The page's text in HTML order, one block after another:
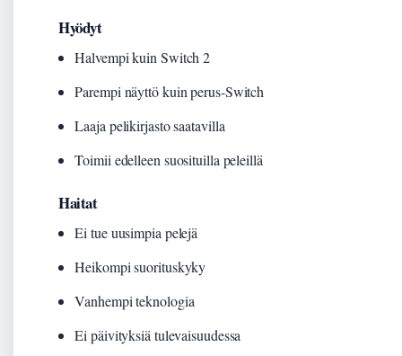
Hyödyt
Halvempi kuin Switch 2
Parempi näyttö kuin perus-Switch
Laaja pelikirjasto saatavilla
Toimii edelleen suosituilla peleillä
Haitat
Ei tue uusimpia pelejä
Heikompi suorituskyky
Vanhempi teknologia
Ei päivityksiä tulevaisuudessa